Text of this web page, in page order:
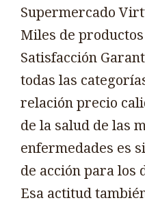
Supermercado
Miles de
Satisfacción
todas las
relación precio
de la salud de las
enfermedades es
de acción para los
Esa actitud